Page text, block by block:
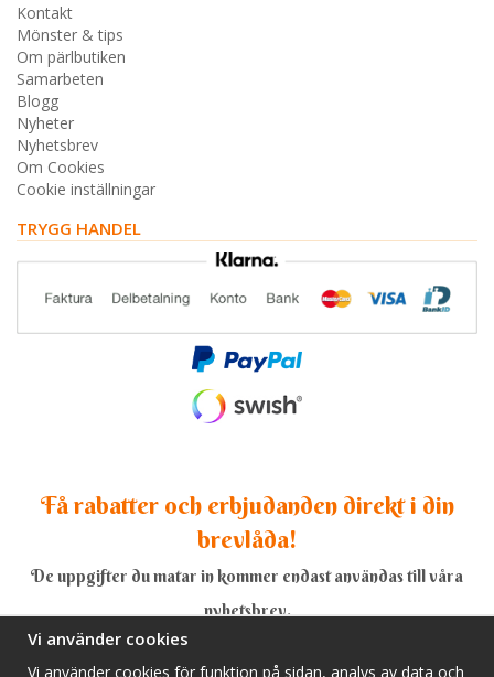
Kontakt
Mönster & tips
Om pärlbutiken
Samarbeten
Blogg
Nyheter
Nyhetsbrev
Om Cookies
Cookie inställningar
TRYGG HANDEL
Få rabatter och erbjudanden direkt i din
brevlåda!
De uppgifter du matar in kommer endast användas till våra
nyhetsbrev.
Vi använder cookies
Vi använder cookies för funktion på sidan, analys av data och